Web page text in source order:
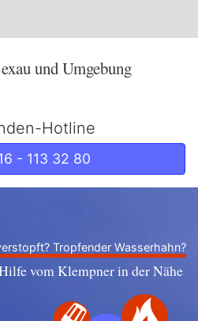
und Umgebung
Hotline
- 113 32 80
Tropfender Wasserhahn?
vom Klempner in der Nähe